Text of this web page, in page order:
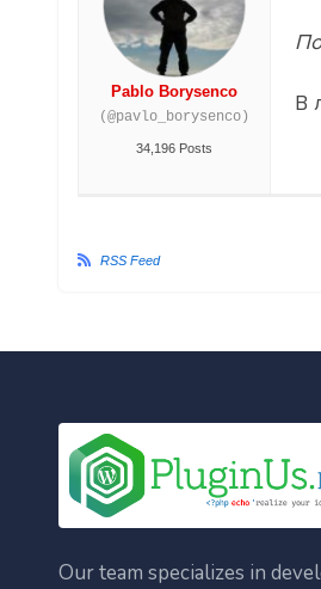
Pablo Borysenco
(@pavlo_borysenco)
34,196 Posts
В
RSS Feed
Our team specializes in